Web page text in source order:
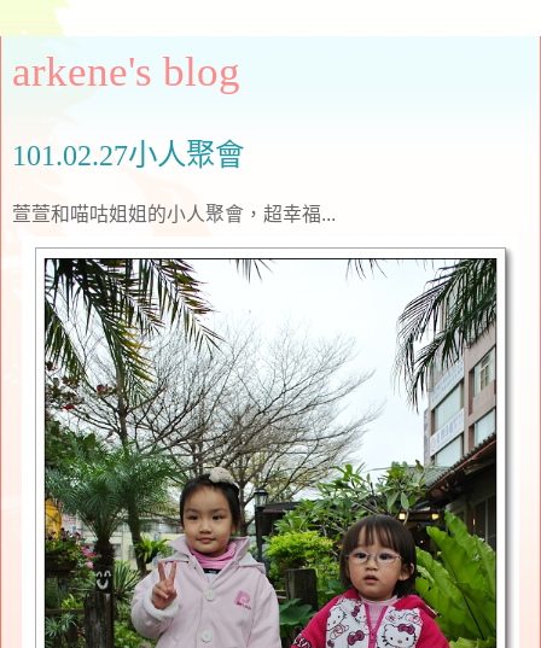
arkene's blog
101.02.27小人聚會
萱萱和喵咕姐姐的小人聚會，超幸福...